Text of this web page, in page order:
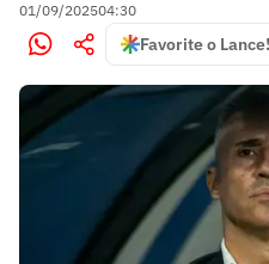
01/09/202504:30
Favorite o